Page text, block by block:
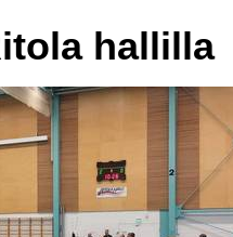
hallilla